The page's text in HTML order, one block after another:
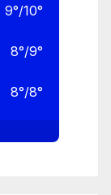
9°/10°
8°/9°
8°/8°